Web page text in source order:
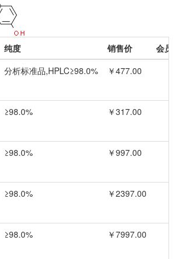
纯度 销售价
会员
分析标准品,HPLC≥98.0% ￥477.00
≥98.0% ￥317.00
≥98.0% ￥997.00
≥98.0% ￥2397.00
≥98.0% ￥7997.00